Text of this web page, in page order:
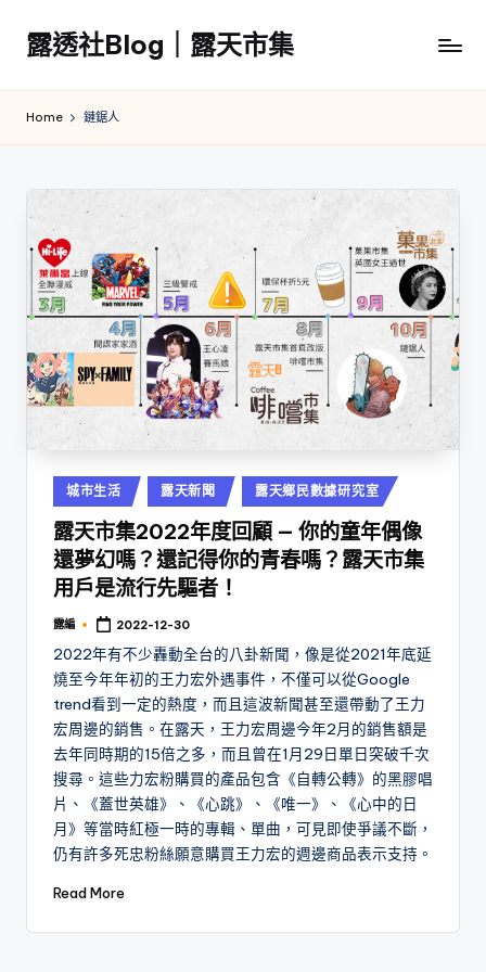
Skip
content
露透社Blog｜露天市集
社
市
集
Home 鏈鋸人
Posted
in
城市生活 露天新聞 露天鄉民數據研究室
露天市集2022年度回顧 — 你的童年偶像
還夢幻嗎？還記得你的青春嗎？露天市集
用戶是流行先驅者！
Posted
露編 2022-12-30
2022年有不少轟動全台的八卦新聞，像是從2021年底延
燒至今年年初的王力宏外遇事件，不僅可以從Google
trend看到一定的熱度，而且這波新聞甚至還帶動了王力
宏周邊的銷售。在露天，王力宏周邊今年2月的銷售額是
去年同時期的15倍之多，而且曾在1月29日單日突破千次
搜尋。這些力宏粉購買的產品包含《自轉公轉》的黑膠唱
片、《蓋世英雄》、《心跳》、《唯一》、《心中的日
月》等當時紅極一時的專輯、單曲，可見即使爭議不斷，
仍有許多死忠粉絲願意購買王力宏的週邊商品表示支持。
Read More